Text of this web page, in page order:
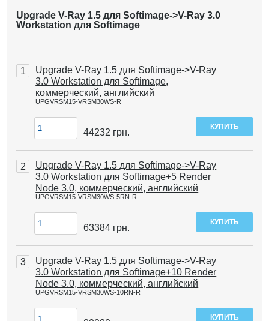
Upgrade V-Ray 1.5 для Softimage->V-Ray 3.0
Workstation для Softimage
1
Upgrade V-Ray 1.5 для Softimage->V-Ray
3.0 Workstation для Softimage,
коммерческий, английский
UPGVRSM15-VRSM30WS-R
44232 грн.
2
Upgrade V-Ray 1.5 для Softimage->V-Ray
3.0 Workstation для Softimage+5 Render
Node 3.0, коммерческий, английский
UPGVRSM15-VRSM30WS-5RN-R
63384 грн.
3
Upgrade V-Ray 1.5 для Softimage->V-Ray
3.0 Workstation для Softimage+10 Render
Node 3.0, коммерческий, английский
UPGVRSM15-VRSM30WS-10RN-R